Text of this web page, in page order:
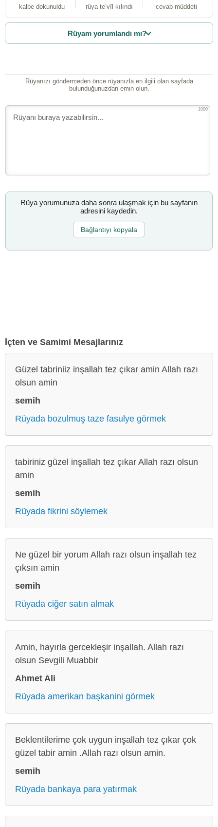
kalbe dokunuldu rüya te’vîl kılındı
cevab müddeti
Rüyam yorumlandı mı?
Rüyanızı göndermeden önce rüyanızla en ilgili olan sayfada
bulunduğunuzdan emin olun.
1000
Rüya yorumunuza daha sonra ulaşmak için bu sayfanın
adresini kaydedin.
Bağlantıyı kopyala
İçten ve Samimi Mesajlarınız
Güzel tabriniiz inşallah tez çıkar amin Allah razı
olsun amin
semih
Rüyada bozulmuş taze fasulye görmek
tabiriniz güzel inşallah tez çıkar Allah razı olsun
amin
semih
Rüyada fikrini söylemek
Ne güzel bir yorum Allah razı olsun inşallah tez
çıksın amin
semih
Rüyada ciğer satın almak
Amin, hayırla gercekleşir inşallah. Allah razı
olsun Sevgili Muabbir
Ahmet Ali
Rüyada amerikan başkanini görmek
Beklentilerime çok uygun inşallah tez çıkar çok
güzel tabir amin .Allah razı olsun amin.
semih
Rüyada bankaya para yatırmak